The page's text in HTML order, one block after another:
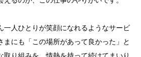
一人ひとりが笑顔になれるようなサービ
まにも「この場所があって良かった」と